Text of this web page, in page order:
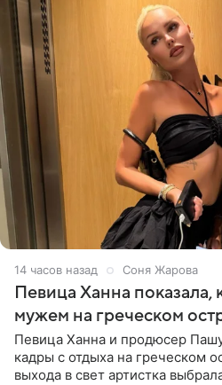
14 часов назад Соня Жарова
Певица Ханна показала,
мужем на греческом
Певица Ханна и продюсер
кадры с отдыха на греческом
выхода в свет артистка